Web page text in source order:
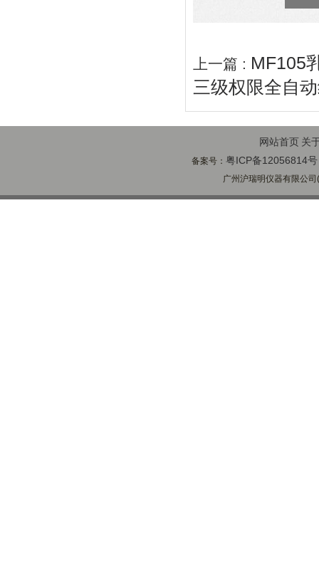
上一篇 : MF105
三级权限全自
网站首页 关
备案号： 粤ICP备12056814号
广州沪瑞明仪器有限公